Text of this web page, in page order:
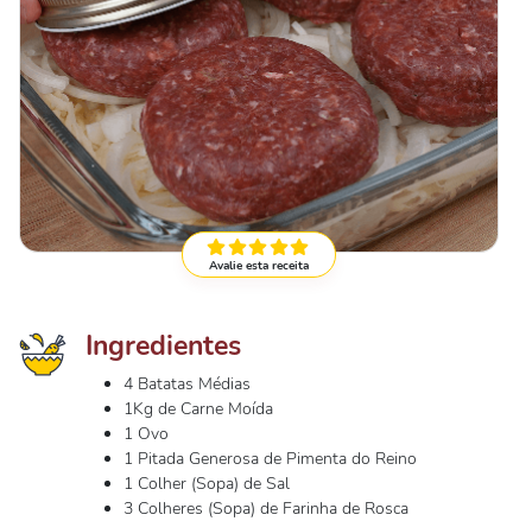
Avalie esta receita
Ingredientes
4 Batatas Médias
1Kg de Carne Moída
1 Ovo
1 Pitada Generosa de Pimenta do Reino
1 Colher (Sopa) de Sal
3 Colheres (Sopa) de Farinha de Rosca